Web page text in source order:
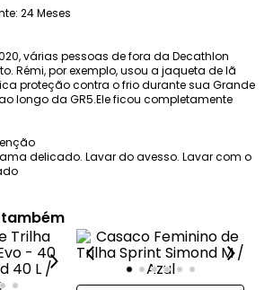
24 Meses
várias pessoas de fora da Decathlon
Rémi, por exemplo, usou a jaqueta de lã
proteção contra o frio durante sua Grande
longo da GR5.Ele ficou completamente
delicado. Lavar do avesso. Lavar com o
também